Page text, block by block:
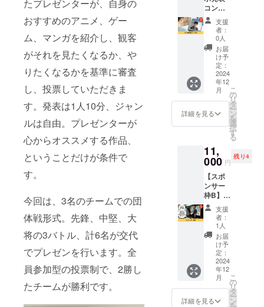
たプレゼンターが、自身の
おすすめのアニメ、ゲー
ム、マンガを紹介し、観客
がそれを見たくなるか、や
りたくなるかを基準に審査
し、投票していただきま
す。発表は1人10分、ジャン
ルは自由。プレゼンターが
心からオススメする作品、
ということだけが条件で
す。
今回は、3名のチームでの団
体戦形式。先鋒、中堅、大
将の3バトル、計6名が交代
でプレゼンを行います。全
員参加型の投票制で、2勝し
たチームが勝利です。
ルにて
打合せ
させて
いただ
きま
す。 ※
ネット
ワーク
販売ま
たは企
業イ
メージ
お断り
させて
く場合
があり
ます。
お断り
させて
いただ
いた場
合は返
金手数
料とシ
ステム
利用料
返金さ
途調整
・時
間：120
分 ・場
所：オ
ンライ
ンにて
実施 ・
利用期
限：
2025年
4月まで
整いた
しま
す。 ※
マン
ツーマ
ンでの
実施で
コンサ
ル】 パ
ワーポ
イント
の発表
が上手
になる
ための
レク
チャー
をさせ
ていた
だきま
す。 ■
日時：
別途調
整 ・時
間：120
分 ・場
所：オ
ンライ
ンにて
実施 ・
利用期
限：
2025年
4月まで
※詳細は
メール
にて調
整いた
支援
者：
0人
お届
け予
定：
2024
年12
月
詳細を見る
こ
の
リ
タ
ー
ン
を
選
択
す
る
11,
000 円
残り4
【スポ
ンサー
枠B】
AG×2
年末P-1
グラン
プリイ
ベント
開始時
と終了
時にあ
なたの
会社の
ロゴを
支援
者：
1人
お届
け予
定：
2024
年12
月
詳細を見る
こ
の
リ
タ
ー
ン